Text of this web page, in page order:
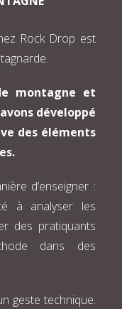
Rock Drop est
montagne et
développé
des éléments
d’enseigner :
à analyser les
des pratiquants
dans des
geste technique.